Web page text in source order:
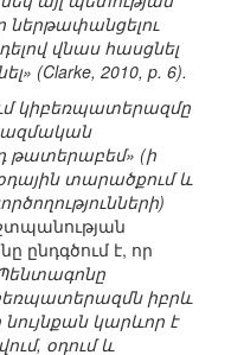
ներթափանցելու
վնաս հասցնել
(Clarke, 2010, p. 6).
կիբեռպատերազմը
թատերաբեմ» (ի
տարածքում և
ընդգծում է, որ
իբրև
կարևոր է
օդում և